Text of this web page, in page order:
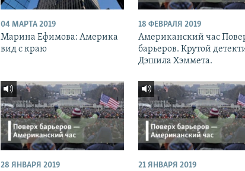
04 МАРТА 2019
Марина Ефимова: Америка
вид с краю
18 ФЕВРАЛЯ 2019
Американский час
барьеров. Крутой
Дэшила Хэммета.
28 ЯНВАРЯ 2019 21 ЯНВАРЯ 2019